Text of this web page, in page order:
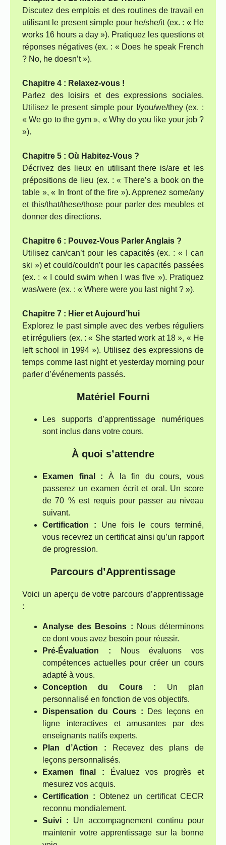
Discutez des emplois et des routines de travail en
utilisant le present simple pour he/she/it (ex. : « He
works 16 hours a day »). Pratiquez les questions et
réponses négatives (ex. : « Does he speak French
? No, he doesn’t »).
Chapitre 4 : Relaxez-vous !
Parlez des loisirs et des expressions sociales.
Utilisez le present simple pour I/you/we/they (ex. :
« We go to the gym », « Why do you like your job ?
»).
Chapitre 5 : Où Habitez-Vous ?
Décrivez des lieux en utilisant there is/are et les
prépositions de lieu (ex. : « There’s a book on the
table », « In front of the fire »). Apprenez some/any
et this/that/these/those pour parler des meubles et
donner des directions.
Chapitre 6 : Pouvez-Vous Parler Anglais ?
Utilisez can/can’t pour les capacités (ex. : « I can
ski ») et could/couldn’t pour les capacités passées
(ex. : « I could swim when I was five »). Pratiquez
was/were (ex. : « Where were you last night ? »).
Chapitre 7 : Hier et Aujourd’hui
Explorez le past simple avec des verbes réguliers
et irréguliers (ex. : « She started work at 18 », « He
left school in 1994 »). Utilisez des expressions de
temps comme last night et yesterday morning pour
parler d’événements passés.
Matériel Fourni
Les supports d’apprentissage numériques
sont inclus dans votre cours.
À quoi s’attendre
Examen final : À la fin du cours, vous
passerez un examen écrit et oral. Un score
de 70 % est requis pour passer au niveau
suivant.
Certification : Une fois le cours terminé,
vous recevrez un certificat ainsi qu’un rapport
de progression.
Parcours d’Apprentissage
Voici un aperçu de votre parcours d’apprentissage
:
Analyse des Besoins : Nous déterminons
ce dont vous avez besoin pour réussir.
Pré-Évaluation : Nous évaluons vos
compétences actuelles pour créer un cours
adapté à vous.
Conception du Cours : Un plan
personnalisé en fonction de vos objectifs.
Dispensation du Cours : Des leçons en
ligne interactives et amusantes par des
enseignants natifs experts.
Plan d’Action : Recevez des plans de
leçons personnalisés.
Examen final : Évaluez vos progrès et
mesurez vos acquis.
Certification : Obtenez un certificat CECR
reconnu mondialement.
Suivi : Un accompagnement continu pour
maintenir votre apprentissage sur la bonne